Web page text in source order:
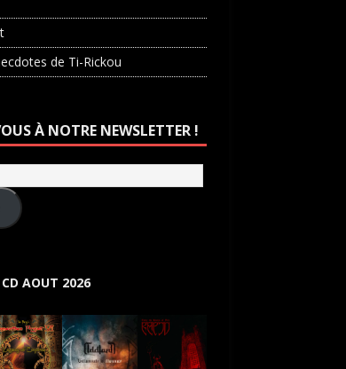
de Ti-Rickou
À NOTRE NEWSLETTER !
CD AOUT 2026